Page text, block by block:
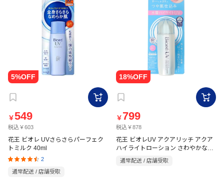
￥549
税込￥603
花王 ビオレ UVさらさらパーフェク
トミルク 40ml
2
通常配送 / 店舗受取
￥ 799
税込￥878
花王 ビオレUV アクアリッチ アクア
ハイライトローション さわやかなフ
レッシュミュゲの香り 70ml
通常配送 / 店舗受取